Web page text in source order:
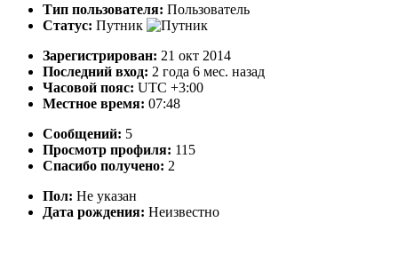
Тип пользователя: Пользователь
Статус: Путник
Зарегистрирован: 21 окт 2014
Последний вход: 2 года 6 мес. назад
Часовой пояс: UTC +3:00
Местное время: 07:48
Сообщений: 5
Просмотр профиля: 115
Спасибо получено: 2
Пол: Не указан
Дата рождения: Неизвестно